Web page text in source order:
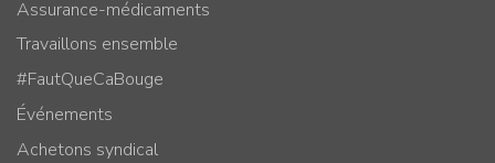
Assurance-médicaments
Travaillons ensemble
#FautQueCaBouge
Événements
Achetons syndical